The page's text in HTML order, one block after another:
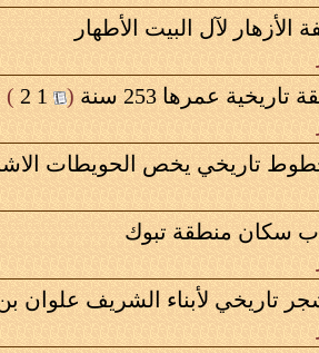
الأزهار لآل البيت الأطهار
تاريخية عمرها 253 سنة (
1
2
)
تاريخي يخص الحويطات
سكان منطقة تبوك
تاريخي لأبناء الشريف علوان